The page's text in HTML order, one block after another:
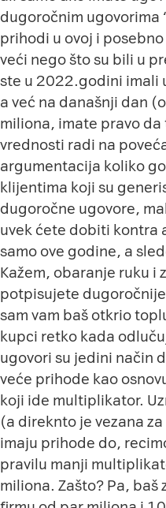
dugoročnim ugovorima
prihodi u ovoj i
veći nego što su bili u
ste u 2022.godini imali
a već na današnji dan
miliona, imate pravo
vrednosti radi na
argumentacija koliko
klijentima koji su
dugoročne ugovore,
uvek ćete dobiti kontra
samo ove godine, a
Kažem, obaranje ruku i
potpisujete
sam vam baš otkrio
kupci retko kada
ugovori su jedini način
veće prihode kao
koji ide multiplikator.
(a direknto je vezana
imaju prihоde do,
pravilu manji
miliona. Zašto? Pa,